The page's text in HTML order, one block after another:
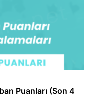
Puanları (Son 4